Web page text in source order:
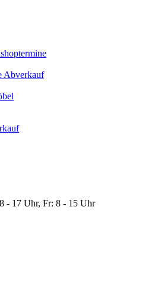
Abverkauf
- 17 Uhr, Fr: 8 - 15 Uhr